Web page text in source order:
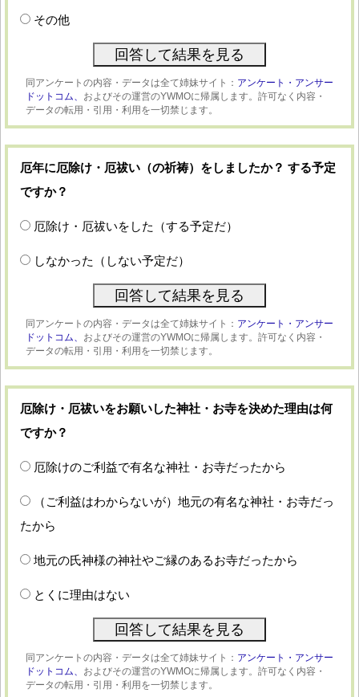
その他
同アンケートの内容・データは全て姉妹サイト： アンケート・アンサー
ドットコム、 およびその運営のYWMOに帰属します。許可なく内容・
データの転用・引用・利用を一切禁じます。
厄年に厄除け・厄祓い（の祈祷）をしましたか？ する予定
ですか？
厄除け・厄祓いをした（する予定だ）
しなかった（しない予定だ）
同アンケートの内容・データは全て姉妹サイト： アンケート・アンサー
ドットコム、 およびその運営のYWMOに帰属します。許可なく内容・
データの転用・引用・利用を一切禁じます。
厄除け・厄祓いをお願いした神社・お寺を決めた理由は何
ですか？
厄除けのご利益で有名な神社・お寺だったから
（ご利益はわからないが）地元の有名な神社・お寺だっ
たから
地元の氏神様の神社やご縁のあるお寺だったから
とくに理由はない
同アンケートの内容・データは全て姉妹サイト： アンケート・アンサー
ドットコム、 およびその運営のYWMOに帰属します。許可なく内容・
データの転用・引用・利用を一切禁じます。